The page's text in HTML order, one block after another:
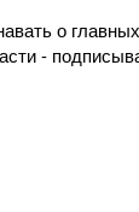
о
-